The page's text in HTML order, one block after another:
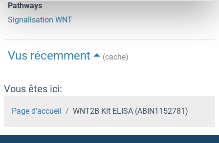
Pathways
Signalisation WNT
Vus récemment (cache)
Vous êtes ici:
Page d'accueil WNT2B Kit ELISA (ABIN1152781)